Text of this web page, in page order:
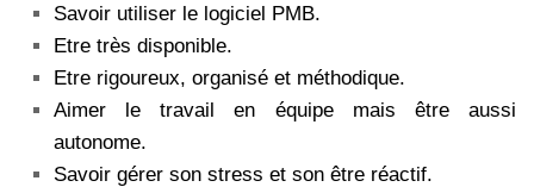
Savoir utiliser le logiciel PMB.
Etre très disponible.
Etre rigoureux, organisé et méthodique.
Aimer le travail en équipe mais être aussi
autonome.
Savoir gérer son stress et son être réactif.